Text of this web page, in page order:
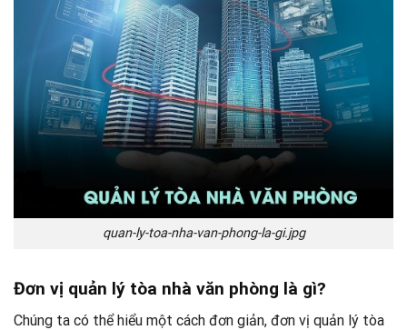
quan-ly-toa-nha-van-phong-la-gi.jpg
Đơn vị quản lý tòa nhà văn phòng là gì?
Chúng ta có thể hiểu một cách đơn giản, đơn vị quản lý tòa